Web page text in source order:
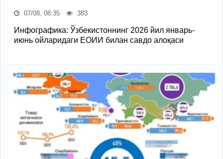
07/08, 08:35 383
Инфографика: Ўзбекистоннинг 2026 йил январь-
июнь ойларидаги ЕОИИ билан савдо алоқаси